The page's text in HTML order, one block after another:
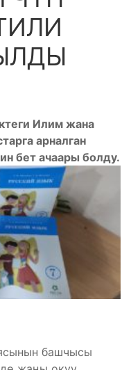
Илим жана
арналган
бет ачаары болду.
башчысы